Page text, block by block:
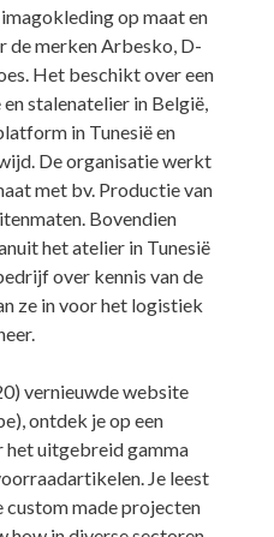
op maat en
de merken Arbesko, D-
Het beschikt over een
stalenatelier in België,
in Tunesië en
De organisatie werkt
met bv. Productie van
Bovendien
het atelier in Tunesië
over kennis van de
ze in voor het logistiek
vernieuwde website
ontdek je op een
uitgebreid gamma
Je leest
custom made projecten